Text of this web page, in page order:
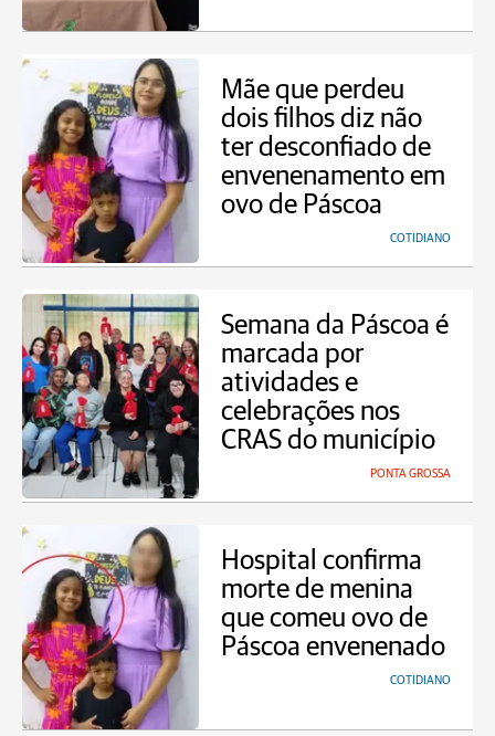
Mãe que perdeu
dois filhos diz não
ter desconfiado de
envenenamento em
ovo de Páscoa
COTIDIANO
Semana da Páscoa é
marcada por
atividades e
celebrações nos
CRAS do município
PONTA GROSSA
Hospital confirma
morte de menina
que comeu ovo de
Páscoa envenenado
COTIDIANO